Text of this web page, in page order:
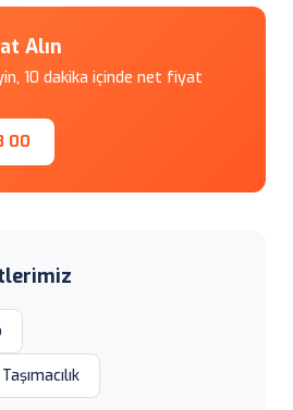
Alın
10 dakika içinde net fiyat
00